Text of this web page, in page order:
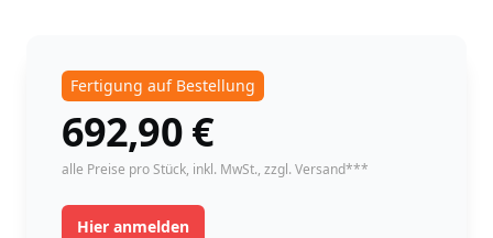
Fertigung auf Bestellung
692,90
instock
€
alle Preise pro Stück, inkl. MwSt., zzgl. Versand***
Hier anmelden